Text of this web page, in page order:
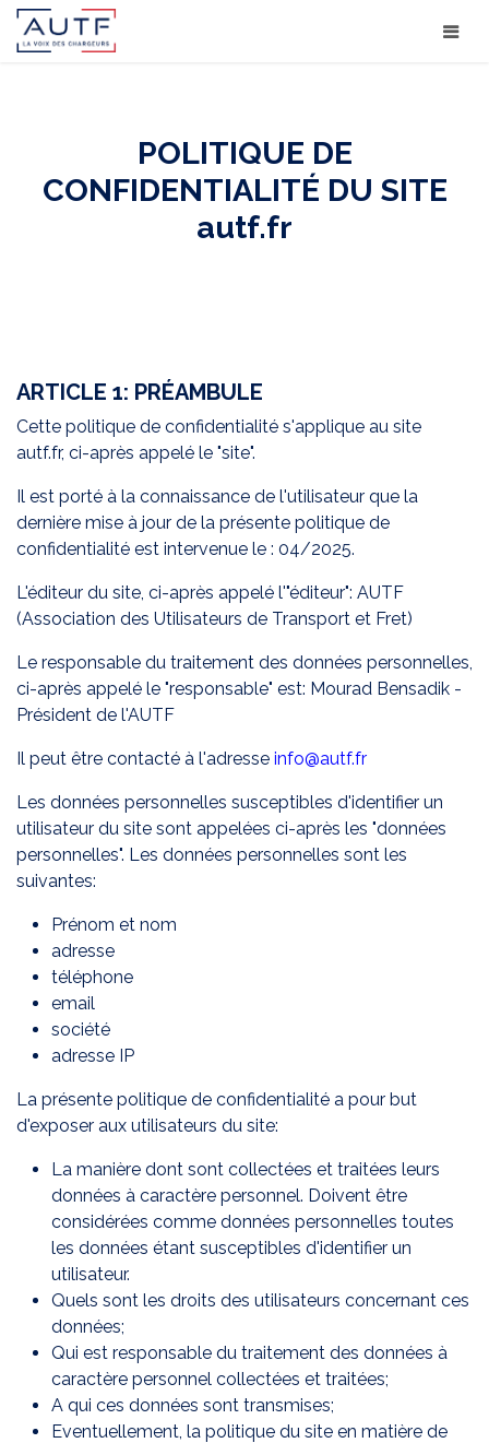
POLITIQUE DE
CONFIDENTIALITÉ DU SITE
autf.fr
ARTICLE 1: PRÉAMBULE
Cette politique de confidentialité s'applique au site
autf.fr, ci-après appelé le "site".
Il est porté à la connaissance de l'utilisateur que la
dernière mise à jour de la présente politique de
confidentialité est intervenue le : 04/2025.
L'éditeur du site, ci-après appelé l'"éditeur": AUTF
(Association des Utilisateurs de Transport et Fret)
Le responsable du traitement des données personnelles,
ci-après appelé le "responsable" est: Mourad Bensadik -
Président de l'AUTF
Il peut être contacté à l'adresse info@autf.fr
Les données personnelles susceptibles d'identifier un
utilisateur du site sont appelées ci-après les "données
personnelles". Les données personnelles sont les
suivantes:
Prénom et nom
adresse
téléphone
email
société
adresse IP
La présente politique de confidentialité a pour but
d'exposer aux utilisateurs du site:
La manière dont sont collectées et traitées leurs
données à caractère personnel. Doivent être
considérées comme données personnelles toutes
les données étant susceptibles d'identifier un
utilisateur.
Quels sont les droits des utilisateurs concernant ces
données;
Qui est responsable du traitement des données à
caractère personnel collectées et traitées;
A qui ces données sont transmises;
Eventuellement, la politique du site en matière de